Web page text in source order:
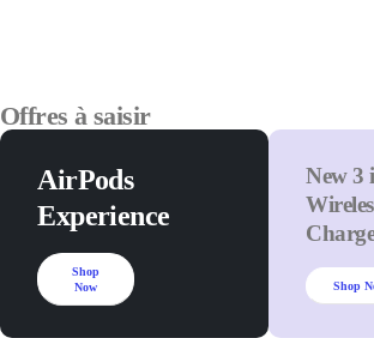
Offres à saisir
AirPods
Experience
Shop
Now
New 3
Shop